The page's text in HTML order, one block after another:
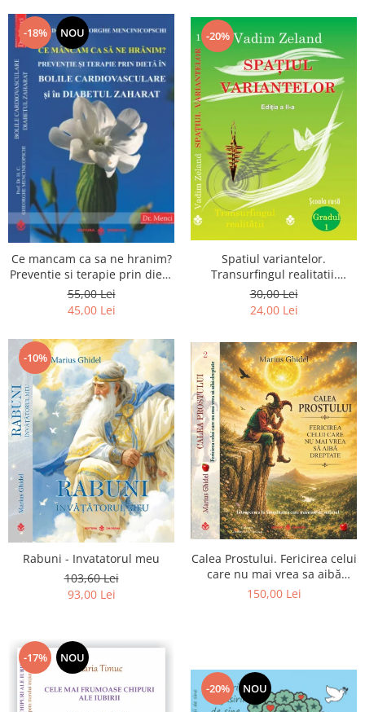
-18% NOU
Ce mancam ca sa ne hranim?
Preventie si terapie prin dieta
in bolile cardiovasculare si in
diabetul zaharat
55,00 Lei
45,00 Lei
-20%
Spatiul variantelor.
Transurfingul realitatii.
Gradul 1. Cum sa ne
dezvoltam intuitia si sa ne
alegem soarta
30,00 Lei
24,00 Lei
-10%
Rabuni - Invatatorul meu
103,60 Lei
93,00 Lei
Calea Prostului. Fericirea celui
care nu mai vrea sa aibă
dreptate - Intoarcerea la
150,00 Lei
-17% NOU
-20% NOU